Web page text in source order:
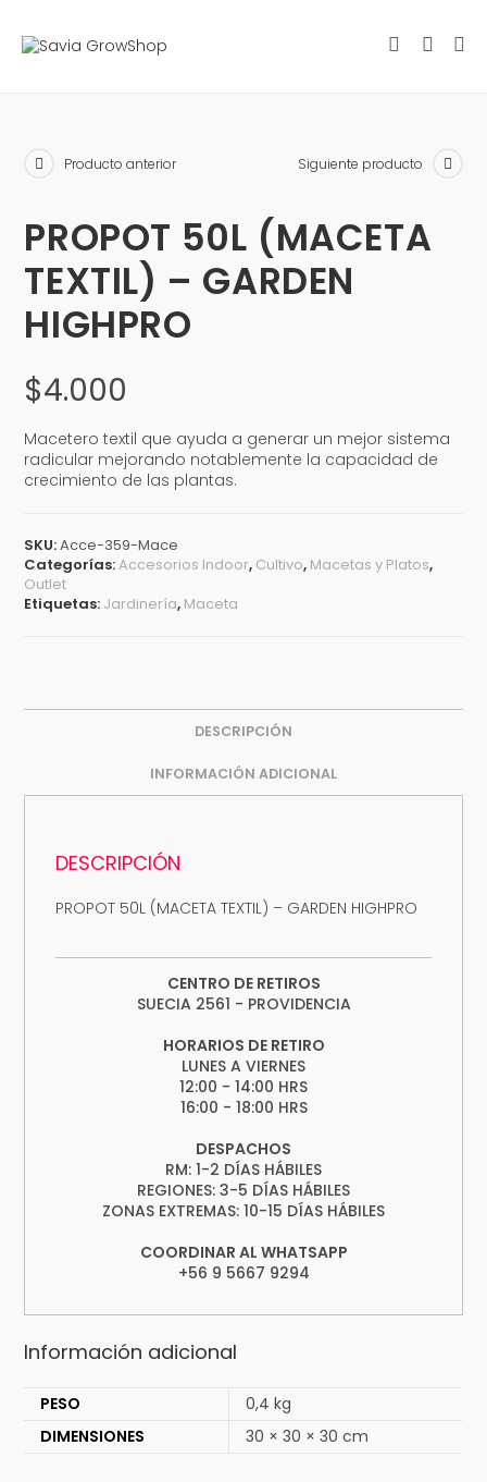
Producto anterior Siguiente producto
PROPOT 50L (MACETA
TEXTIL) – GARDEN
HIGHPRO
$4.000
Macetero textil que ayuda a generar un mejor sistema
radicular mejorando notablemente la capacidad de
crecimiento de las plantas.
SKU:Acce-359-Mace
Categorías:Accesorios Indoor, Cultivo, Macetas y Platos,
Outlet
Etiquetas: Jardinería, Maceta
DESCRIPCIÓN
INFORMACIÓN ADICIONAL
DESCRIPCIÓN
PROPOT 50L (MACETA TEXTIL) – GARDEN HIGHPRO
CENTRO DE RETIROS
SUECIA 2561 - PROVIDENCIA
HORARIOS DE RETIRO
LUNES A VIERNES
12:00 - 14:00 HRS
16:00 - 18:00 HRS
DESPACHOS
RM: 1-2 DÍAS HÁBILES
REGIONES: 3-5 DÍAS HÁBILES
ZONAS EXTREMAS: 10-15 DÍAS HÁBILES
COORDINAR AL WHATSAPP
+56 9 5667 9294
Información adicional
PESO
0,4 kg
DIMENSIONES
30 × 30 × 30 cm